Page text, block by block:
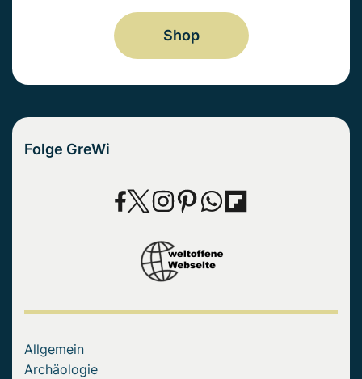
Shop
Folge GreWi
Allgemein
Archäologie